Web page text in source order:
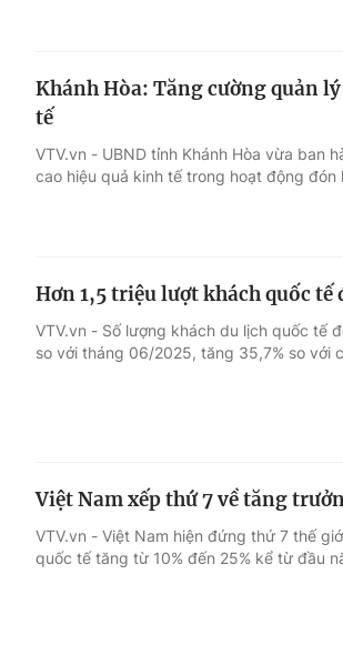
Khánh Hòa: Tăng cường quản
tế
VTV.vn - UBND tỉnh Khánh Hòa vừa ban
cao hiệu quả kinh tế trong hoạt động đón
Hơn 1,5 triệu lượt khách quốc
VTV.vn - Số lượng khách du lịch quốc tế
so với tháng 06/2025, tăng 35,7% so với
Việt Nam xếp thứ 7 về tăng
VTV.vn - Việt Nam hiện đứng thứ 7 thế
quốc tế tăng từ 10% đến 25% kể từ đầu